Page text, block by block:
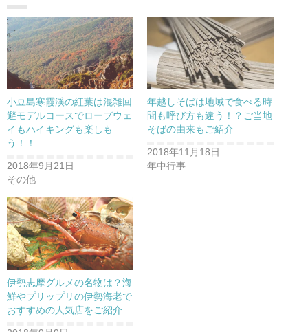
t
t
e
r
で
共
有
(
新
し
い
ウ
ィ
ン
ド
ウ
で
開
ま
す
)
有
す
る
に
は
ク
リ
ッ
ク
し
て
く
だ
さ
い
い
ウ
ド
ウ
で
開
き
ま
す
)
l
e
+
で
共
有
(
新
し
い
ウ
ィ
ン
ド
ウ
小豆島寒霞渓の紅葉は混雑回
避モデルコースでロープウェ
イもハイキングも楽しも
う！！
2018年9月21日
その他
年越しそばは地域で食べる時
間も呼び方も違う！？ご当地
そばの由来もご紹介
2018年11月18日
年中行事
伊勢志摩グルメの名物は？海
鮮やプリップリの伊勢海老で
おすすめの人気店をご紹介